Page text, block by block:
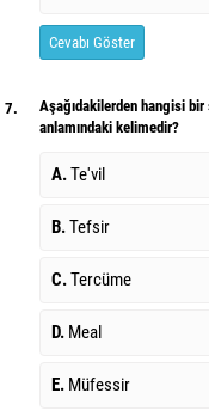
Cevabı Göster
7.
Aşağıdakilerden hangisi
anlamındaki kelimedir?
A.Te'vil
B.Tefsir
C.Tercüme
D. Meal
E. Müfessir